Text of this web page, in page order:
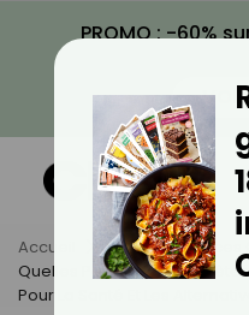
PROMO : -60%
Accueil Actus
Astuces
Quelles Poêles Faut-Il Arrêter
Pour La Santé Et Les